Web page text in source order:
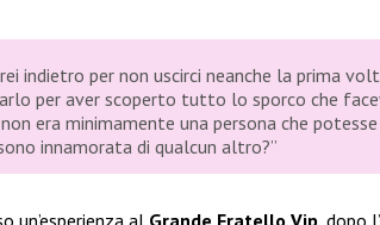
indietro per non uscirci neanche la prima
per aver scoperto tutto lo sporco che
era minimamente una persona che
innamorata di qualcun altro?”